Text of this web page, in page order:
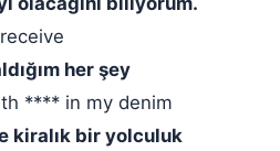
her şey
**** in my denim
kiralık bir yolculuk